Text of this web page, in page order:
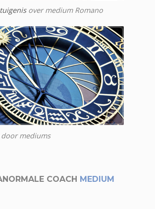
over medium Romano
mediums
COACH MEDIUM